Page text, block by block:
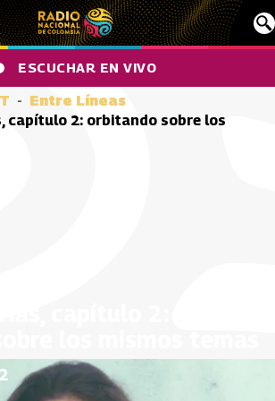
ESCUCHAR EN VIVO
Entre Líneas
capítulo 2: orbitando sobre los